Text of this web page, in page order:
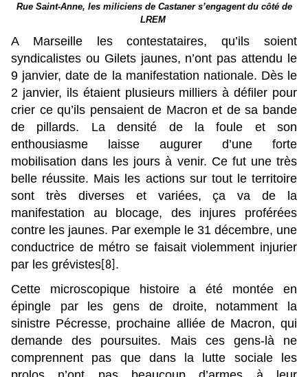
Rue Saint-Anne, les miliciens de Castaner s’engagent du côté de
LREM
A Marseille les contestataires, qu’ils soient
syndicalistes ou Gilets jaunes, n’ont pas attendu le
9 janvier, date de la manifestation nationale. Dès le
2 janvier, ils étaient plusieurs milliers à défiler pour
crier ce qu’ils pensaient de Macron et de sa bande
de pillards. La densité de la foule et son
enthousiasme laisse augurer d’une forte
mobilisation dans les jours à venir. Ce fut une très
belle réussite. Mais les actions sur tout le territoire
sont très diverses et variées, ça va de la
manifestation au blocage, des injures proférées
contre les jaunes. Par exemple le 31 décembre, une
conductrice de métro se faisait violemment injurier
par les grévistes [8] .
Cette microscopique histoire a été montée en
épingle par les gens de droite, notamment la
sinistre Pécresse, prochaine alliée de Macron, qui
demande des poursuites. Mais ces gens-là ne
comprennent pas que dans la lutte sociale les